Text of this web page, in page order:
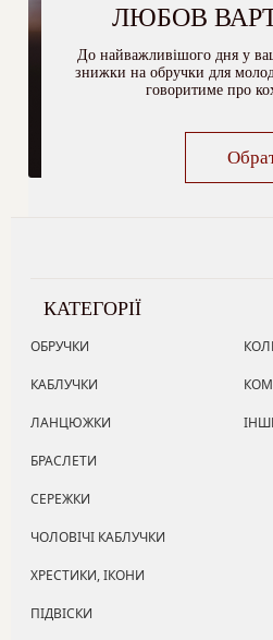
ЛЮБОВ
До найважливішого дня у
знижки на обручки для
говоритиме про
КАТЕГОРІЇ
ОБРУЧКИ
КАБЛУЧКИ
ЛАНЦЮЖКИ
БРАСЛЕТИ
СЕРЕЖКИ
ЧОЛОВІЧІ КАБЛУЧКИ
ХРЕСТИКИ, ІКОНИ
ПІДВІСКИ